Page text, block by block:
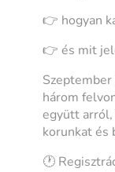
👉 hogyan
👉 és mit
három
együtt arról,
korunkat és
🕐